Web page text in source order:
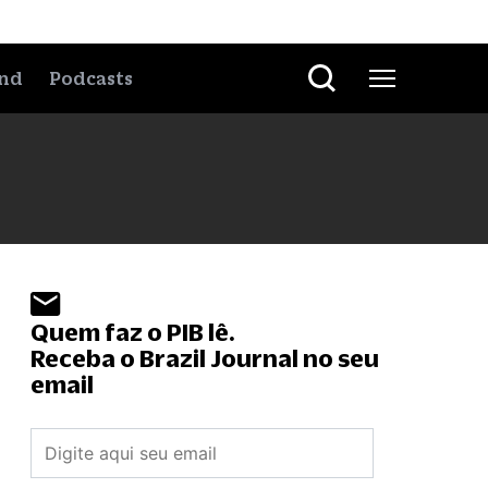
Podcasts
Quem faz o PIB lê.
Receba o Brazil Journal no seu
email